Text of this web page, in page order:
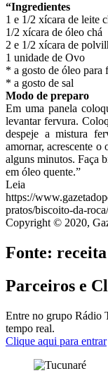
“Ingredientes
1 e 1/2 xícara de leite
1/2 xícara de óleo chá
2 e 1/2 xícara de
1 unidade de Ovo
* a gosto de óleo para
* a gosto de sal
Modo de preparo
Em uma panela
levantar fervura.
despeje a mistura
amornar, acrescente
alguns minutos. Faça
em óleo quente.”
Leia
https://
pratos/biscoito-da-roca/
Copyright © 2020,
Fonte:
Parceiros e
Entre no grupo Rádio
tempo real.
Clique aqui para entrar